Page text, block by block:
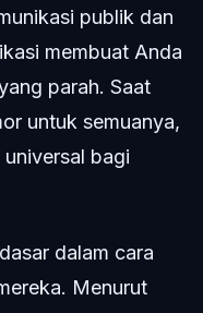
publik dan
membuat Anda
parah. Saat
untuk semuanya,
bagi
dalam cara
Menurut